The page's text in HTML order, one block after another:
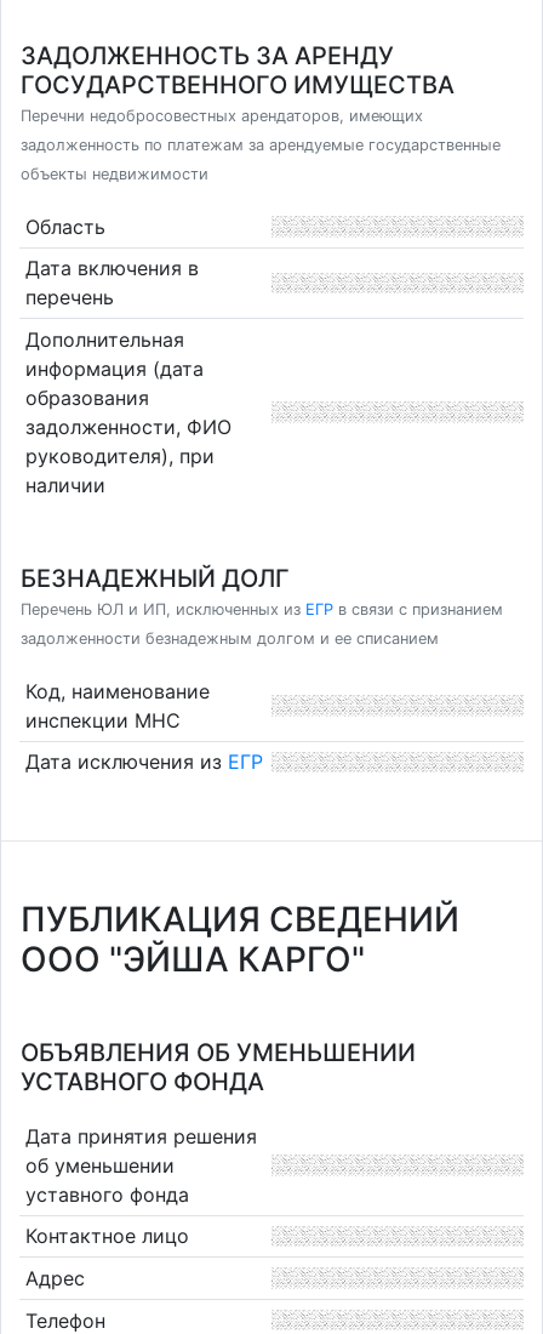
ЗАДОЛЖЕННОСТЬ ЗА АРЕНДУ
ГОСУДАРСТВЕННОГО ИМУЩЕСТВА
Перечни недобросовестных арендаторов, имеющих
задолженность по платежам за арендуемые государственные
объекты недвижимости
Область
Дата включения в
перечень
Дополнительная
информация (дата
образования
задолженности, ФИО
руководителя), при
наличии
БЕЗНАДЕЖНЫЙ ДОЛГ
Перечень ЮЛ и ИП, исключенных из ЕГР в связи с признанием
задолженности безнадежным долгом и ее списанием
Код, наименование
инспекции МНС
Дата исключения из ЕГР
ПУБЛИКАЦИЯ СВЕДЕНИЙ
ООО "ЭЙША КАРГО"
ОБЪЯВЛЕНИЯ ОБ УМЕНЬШЕНИИ
УСТАВНОГО ФОНДА
Дата принятия решения
об уменьшении
уставного фонда
Контактное лицо
Адрес
Телефон